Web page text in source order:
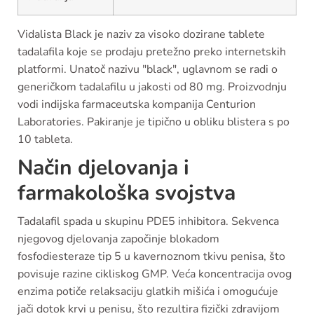
Vidalista Black je naziv za visoko dozirane tablete
tadalafila koje se prodaju pretežno preko internetskih
platformi. Unatoč nazivu "black", uglavnom se radi o
generičkom tadalafilu u jakosti od 80 mg. Proizvodnju
vodi indijska farmaceutska kompanija Centurion
Laboratories. Pakiranje je tipično u obliku blistera s po
10 tableta.
Način djelovanja i
farmakološka svojstva
Tadalafil spada u skupinu PDE5 inhibitora. Sekvenca
njegovog djelovanja započinje blokadom
fosfodiesteraze tip 5 u kavernoznom tkivu penisa, što
povisuje razine cikliskog GMP. Veća koncentracija ovog
enzima potiče relaksaciju glatkih mišića i omogućuje
jači dotok krvi u penisu, što rezultira fizički zdravijom